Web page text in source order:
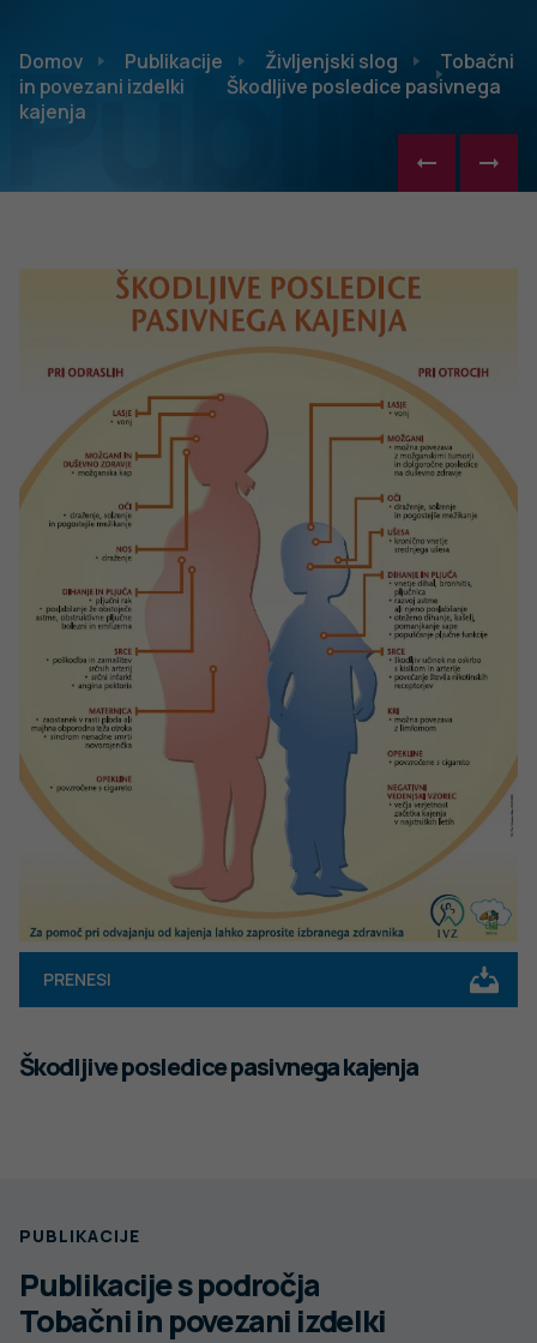
Domov Publikacije Življenjski slog
Tobačni
in povezani izdelki
Škodljive posledice pasivnega
kajenja
PRENESI
Škodljive posledice pasivnega kajenja
PUBLIKACIJE
Publikacije s področja
Tobačni in povezani izdelki